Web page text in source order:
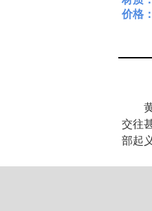
价格：
交往
部起